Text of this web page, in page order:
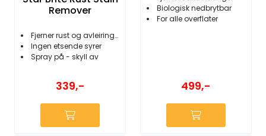
Remover
Fjerner rust og avleiringer
Ingen etsende syrer
Spray på - skyll av
339,-
Biologisk nedbrytbar
For alle overflater
499,-